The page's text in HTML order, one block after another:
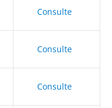
Consulte
Consulte
Consulte